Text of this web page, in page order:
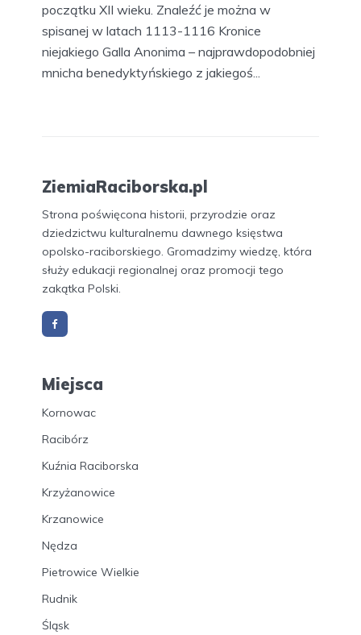
początku XII wieku. Znaleźć je można w
spisanej w latach 1113-1116 Kronice
niejakiego Galla Anonima – najprawdopodobniej
mnicha benedyktyńskiego z jakiegoś...
ZiemiaRaciborska.pl
Strona poświęcona historii, przyrodzie oraz
dziedzictwu kulturalnemu dawnego księstwa
opolsko-raciborskiego. Gromadzimy wiedzę, która
służy edukacji regionalnej oraz promocji tego
zakątka Polski.
Miejsca
Kornowac
Racibórz
Kuźnia Raciborska
Krzyżanowice
Krzanowice
Nędza
Pietrowice Wielkie
Rudnik
Śląsk